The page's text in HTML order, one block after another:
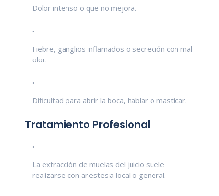
Dolor intenso o que no mejora.
Fiebre, ganglios inflamados o secreción con mal
olor.
Dificultad para abrir la boca, hablar o masticar.
Tratamiento Profesional
La extracción de muelas del juicio suele
realizarse con anestesia local o general.